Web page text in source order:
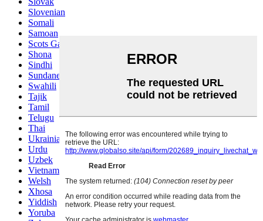
Slovenian
Somali
Samoan
Scots Gaelic
Shona
Sindhi
Sundanese
Swahili
Tajik
Tamil
Telugu
Thai
Ukrainian
Urdu
Uzbek
Vietnamese
Welsh
Xhosa
Yiddish
Yoruba